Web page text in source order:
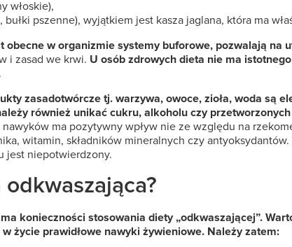
włoskie),
pszenne), wyjątkiem jest kasza jaglana, która ma
obecne w organizmie systemy buforowe, pozwalają na
i zasad we krwi. U osób zdrowych dieta nie ma
zasadotwórcze tj. warzywa, owoce, zioła, woda są
również unikać cukru, alkoholu czy
ma pozytywny wpływ nie ze względu na
witamin, składników mineralnych czy
jest niepotwierdzony.
konieczności stosowania diety „odkwaszającej”.
życie prawidłowe nawyki żywieniowe. Należy zatem: